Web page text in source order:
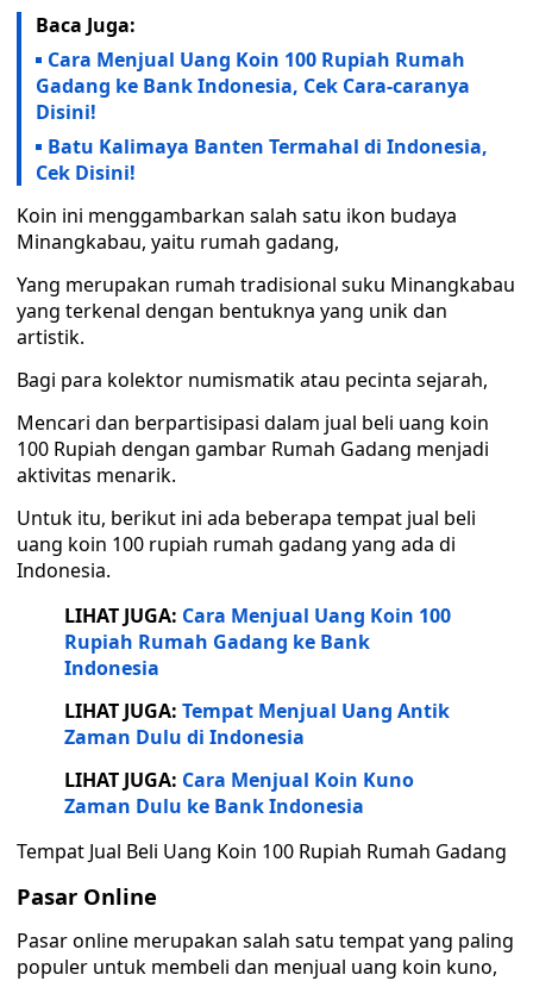
Baca Juga:
Cara Menjual Uang Koin 100 Rupiah Rumah
Gadang ke Bank Indonesia, Cek Cara-caranya
Disini!
Batu Kalimaya Banten Termahal di Indonesia,
Cek Disini!
Koin ini menggambarkan salah satu ikon budaya
Minangkabau, yaitu rumah gadang,
Yang merupakan rumah tradisional suku Minangkabau
yang terkenal dengan bentuknya yang unik dan
artistik.
Bagi para kolektor numismatik atau pecinta sejarah,
Mencari dan berpartisipasi dalam jual beli uang koin
100 Rupiah dengan gambar Rumah Gadang menjadi
aktivitas menarik.
Untuk itu, berikut ini ada beberapa tempat jual beli
uang koin 100 rupiah rumah gadang yang ada di
Indonesia.
LIHAT JUGA: Cara Menjual Uang Koin 100
Rupiah Rumah Gadang ke Bank
Indonesia
LIHAT JUGA: Tempat Menjual Uang Antik
Zaman Dulu di Indonesia
LIHAT JUGA: Cara Menjual Koin Kuno
Zaman Dulu ke Bank Indonesia
Tempat Jual Beli Uang Koin 100 Rupiah Rumah Gadang
Pasar Online
Pasar online merupakan salah satu tempat yang paling
populer untuk membeli dan menjual uang koin kuno,